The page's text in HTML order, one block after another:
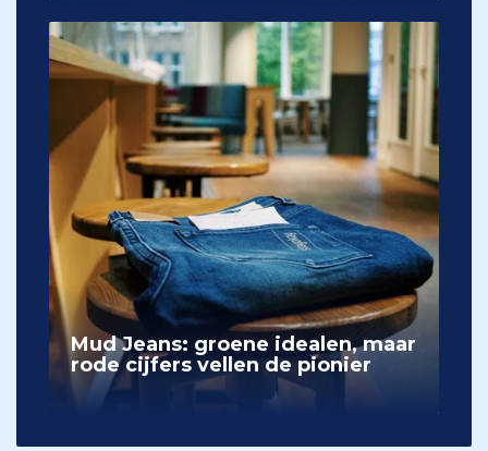
Mud Jeans: groene idealen, maar
rode cijfers vellen de pionier